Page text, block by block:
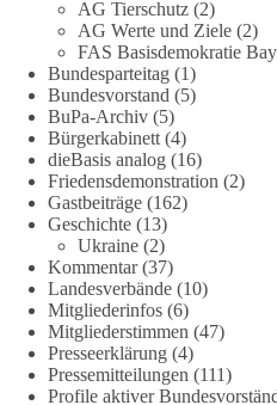
Ohne Denkverbote, ohne
Quellen:https://apnews.com/
rand-paul-
https://www.tichyseinblick.de/
tagebuch-fauci-corona-impfung/
#dieBasis #Corona #Aufarbeitung
#Vertrauen
239 36 60
DieBasis
1 Tag zuvor
AG Tierschutz (2)
AG Werte und Ziele (2)
FAS Basisdemokratie
Bundesparteitag (1)
Bundesvorstand (5)
BuPa-Archiv (5)
Bürgerkabinett (4)
dieBasis analog (16)
Friedensdemonstration (2)
Gastbeiträge (162)
Geschichte (13)
Ukraine (2)
Kommentar(37)
Landesverbände (10)
Mitgliederinfos (6)
Mitgliederstimmen (47)
Presseerklärung (4)
Pressemitteilungen (111)
Profile aktiver